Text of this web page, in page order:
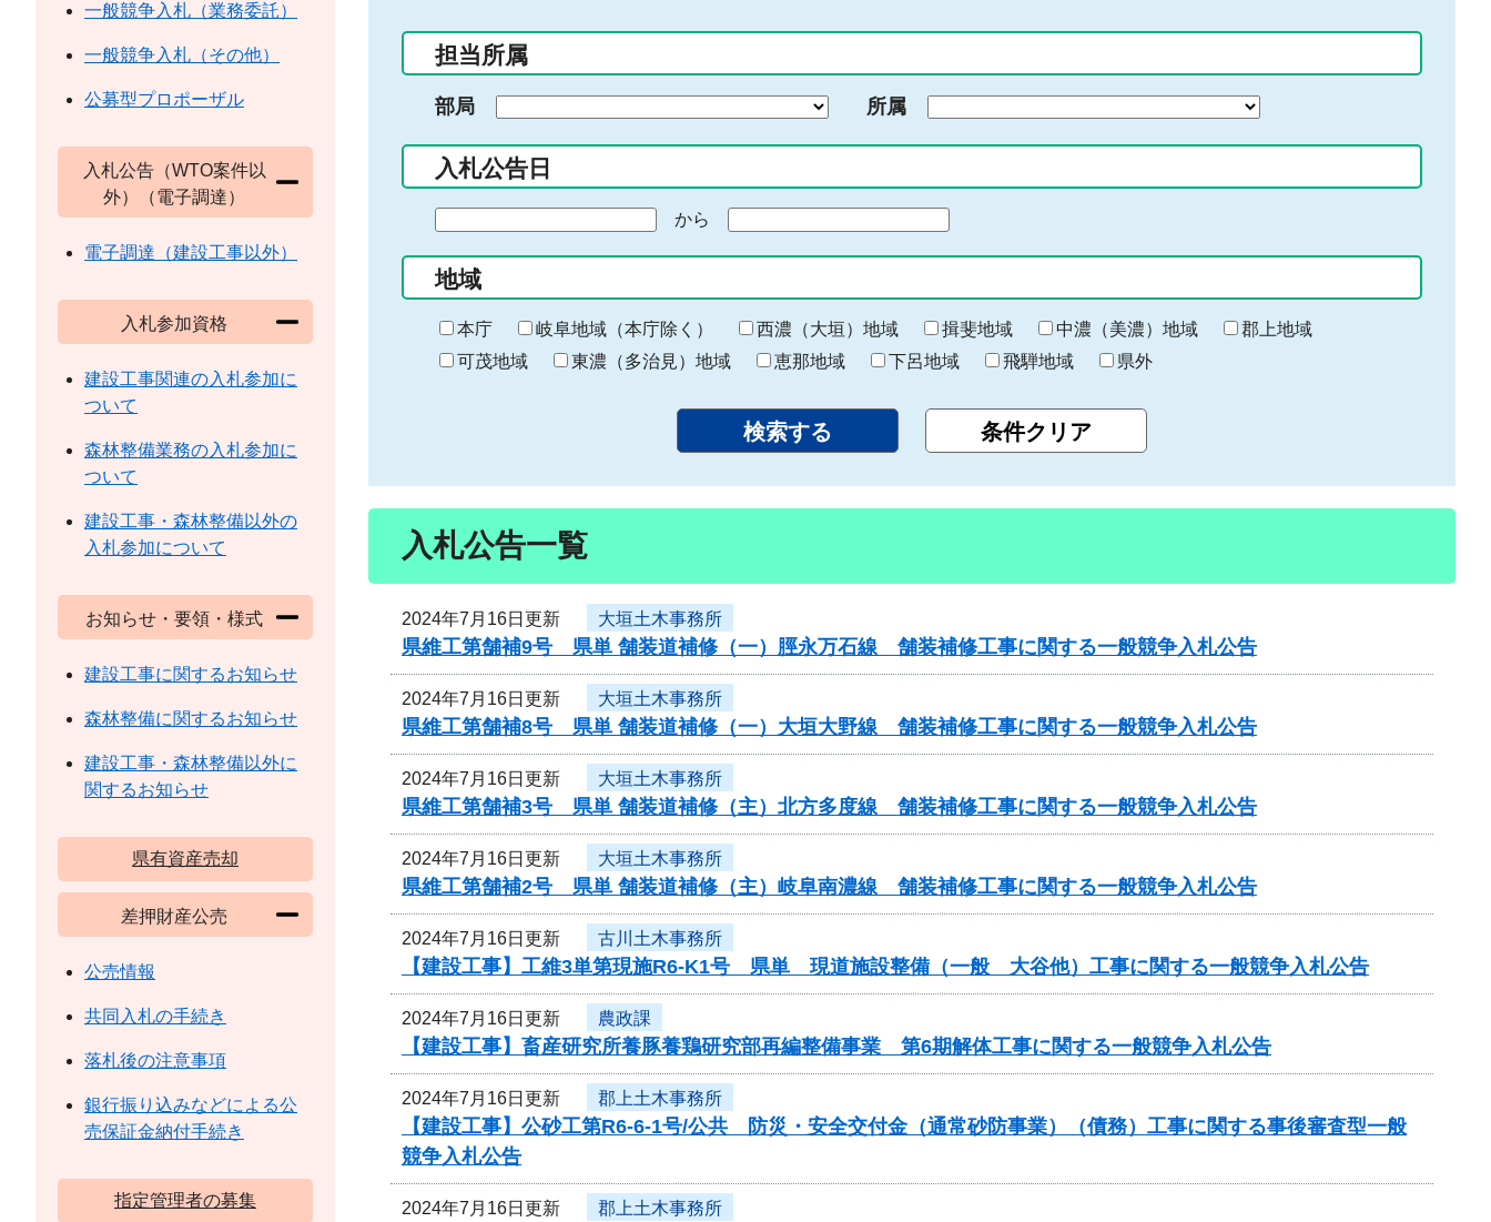
ー
入
力
担当所属
部局 所属
入札公告日
の
始
ま
り
から
終
わ
り
地域
本庁 岐阜地域（本庁除く） 西濃（大垣）地域 揖斐地域 中濃（美濃）地域
郡上地域
可茂地域
東濃（多治見）地域 恵那地域 下呂地域 飛騨地域 県外
入札公告一覧
2024年7月16日更新 大垣土木事務所
県維工第舗補9号 県単 舗装道補修（一）脛永万石線 舗装補修工事に関する一般競争入札公告
2024年7月16日更新 大垣土木事務所
県維工第舗補8号 県単 舗装道補修（一）大垣大野線 舗装補修工事に関する一般競争入札公告
2024年7月16日更新 大垣土木事務所
県維工第舗補3号 県単 舗装道補修（主）北方多度線 舗装補修工事に関する一般競争入札公告
2024年7月16日更新 大垣土木事務所
県維工第舗補2号 県単 舗装道補修（主）岐阜南濃線 舗装補修工事に関する一般競争入札公告
2024年7月16日更新 古川土木事務所
【建設工事】工維3単第現施R6-K1号 県単 現道施設整備（一般 大谷他）工事に関する一般競争入札公告
2024年7月16日更新 農政課
【建設工事】畜産研究所養豚養鶏研究部再編整備事業 第6期解体工事に関する一般競争入札公告
2024年7月16日更新 郡上土木事務所
【建設工事】公砂工第R6-6-1号/公共 防災・安全交付金（通常砂防事業）（債務）工事に関する事後審査型一般
競争入札公告
2024年7月16日更新 郡上土木事務所
一般競争入札（業務委託）
一般競争入札（その他）
公募型プロポーザル
入札公告（WTO案件以
外）（電子調達）
電子調達（建設工事以外）
入札参加資格
建設工事関連の入札参加に
ついて
森林整備業務の入札参加に
ついて
建設工事・森林整備以外の
入札参加について
お知らせ・要領・様式
建設工事に関するお知らせ
森林整備に関するお知らせ
建設工事・森林整備以外に
関するお知らせ
県有資産売却
差押財産公売
公売情報
共同入札の手続き
落札後の注意事項
銀行振り込みなどによる公
売保証金納付手続き
指定管理者の募集